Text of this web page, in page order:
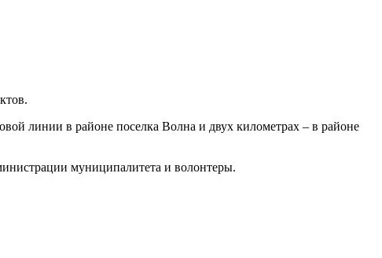
линии в районе поселка Волна и двух километрах – в районе
муниципалитета и волонтеры.